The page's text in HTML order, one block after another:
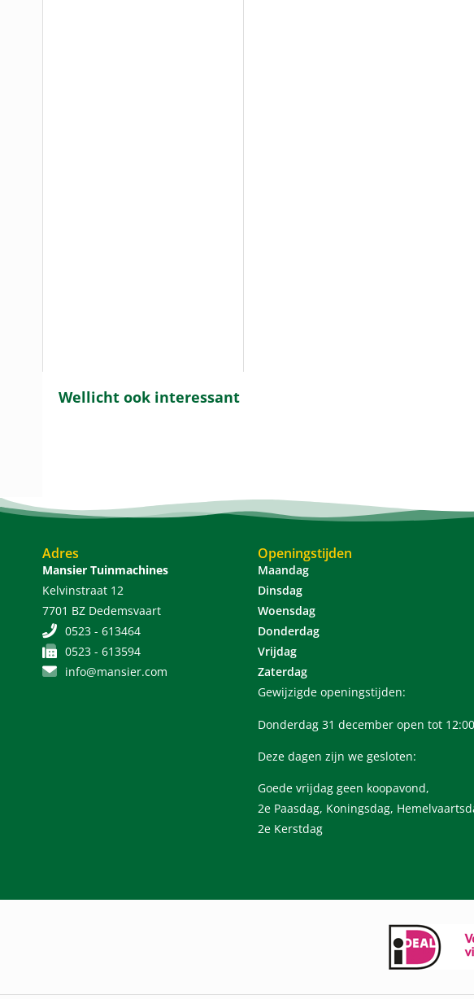
Wellicht ook interessant
Adres
Mansier Tuinmachines
Kelvinstraat 12
7701 BZ Dedemsvaart
0523 - 613464
0523 - 613594
info@mansier.com
Openingstijden
Maandag
Dinsdag
Woensdag
Donderdag
Vrijdag
Zaterdag
Gewijzigde openingstijden:
Donderdag 31 december open tot 12:00
Deze dagen zijn we gesloten:
Goede vrijdag geen koopavond,
2e Paasdag, Koningsdag,
2e Kerstdag